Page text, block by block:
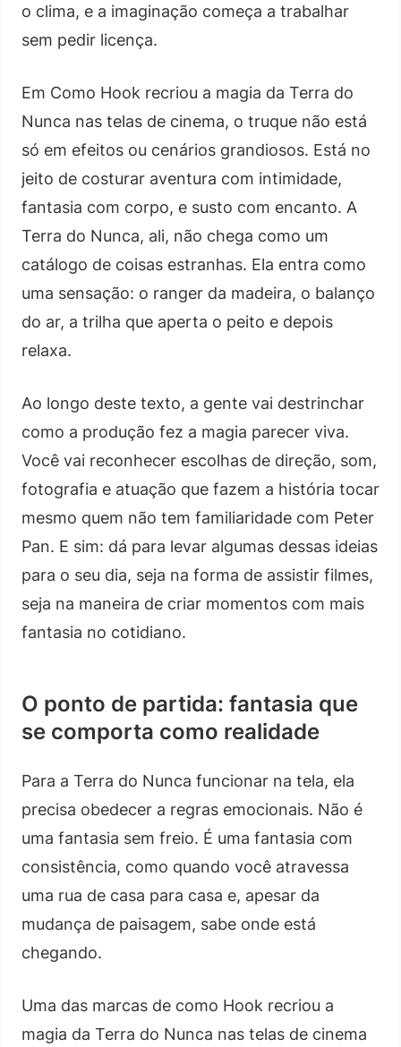
o clima, e a imaginação começa a trabalhar
sem pedir licença.
Em Como Hook recriou a magia da Terra do
Nunca nas telas de cinema, o truque não está
só em efeitos ou cenários grandiosos. Está no
jeito de costurar aventura com intimidade,
fantasia com corpo, e susto com encanto. A
Terra do Nunca, ali, não chega como um
catálogo de coisas estranhas. Ela entra como
uma sensação: o ranger da madeira, o balanço
do ar, a trilha que aperta o peito e depois
relaxa.
Ao longo deste texto, a gente vai destrinchar
como a produção fez a magia parecer viva.
Você vai reconhecer escolhas de direção, som,
fotografia e atuação que fazem a história tocar
mesmo quem não tem familiaridade com Peter
Pan. E sim: dá para levar algumas dessas ideias
para o seu dia, seja na forma de assistir filmes,
seja na maneira de criar momentos com mais
fantasia no cotidiano.
O ponto de partida: fantasia que
se comporta como realidade
Para a Terra do Nunca funcionar na tela, ela
precisa obedecer a regras emocionais. Não é
uma fantasia sem freio. É uma fantasia com
consistência, como quando você atravessa
uma rua de casa para casa e, apesar da
mudança de paisagem, sabe onde está
chegando.
Uma das marcas de como Hook recriou a
magia da Terra do Nunca nas telas de cinema